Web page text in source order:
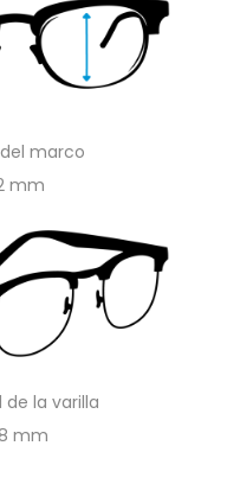
marco
de la varilla